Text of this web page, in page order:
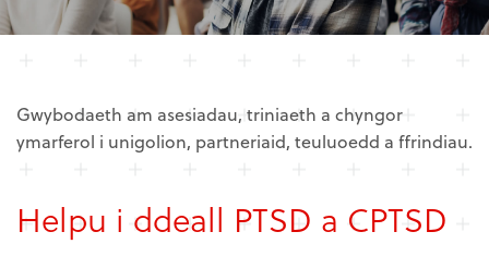
Gwybodaeth am asesiadau, triniaeth a chyngor
ymarferol i unigolion, partneriaid, teuluoedd a ffrindiau.
Helpu i ddeall PTSD a CPTSD